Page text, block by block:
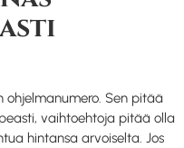
ohjelmanumero. Sen pitää
vaihtoehtoja pitää olla
hintansa arvoiselta. Jos